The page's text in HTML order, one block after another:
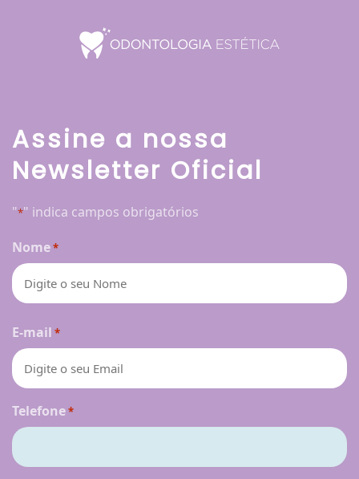
Assine a nossa
Newsletter Oficial
"*" indica campos obrigatórios
Nome*
E-mail *
Telefone*